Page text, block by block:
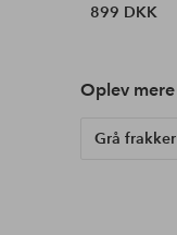
899 DKK
Oplev mere
Grå frakker